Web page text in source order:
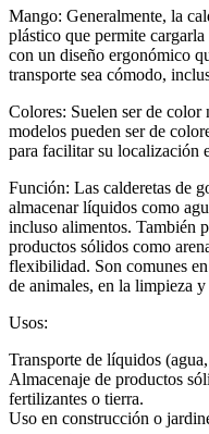
Mango: Generalmente, la
plástico que permite
con un diseño ergonómico
transporte sea cómodo,
Colores: Suelen ser de color
modelos pueden ser de
para facilitar su localización
Función: Las calderetas de
almacenar líquidos como
incluso alimentos. También
productos sólidos como
flexibilidad. Son comunes
de animales, en la limpieza
Usos:
Transporte de líquidos
Almacenaje de productos
fertilizantes o tierra.
Uso en construcción o